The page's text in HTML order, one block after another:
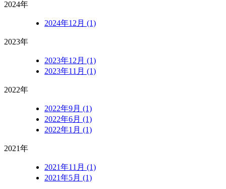
2024年
2024年12月 (1)
2023年
2023年12月 (1)
2023年11月 (1)
2022年
2022年9月 (1)
2022年6月 (1)
2022年1月 (1)
2021年
2021年11月 (1)
2021年5月 (1)